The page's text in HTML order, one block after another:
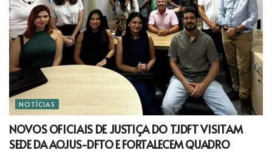
NOTÍCIAS
NOVOS OFICIAIS DE JUSTIÇA DO TJDFT VISITAM
SEDE DA AOJUS-DFTO E FORTALECEM QUADRO